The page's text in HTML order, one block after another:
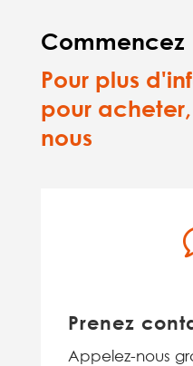
Commencez
Pour plus
pour
nous
Prenez
Appelez-nous